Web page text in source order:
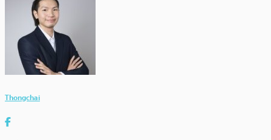
Thongchai